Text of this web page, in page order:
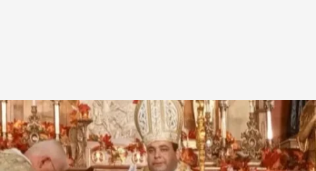
¿Quién es el nuevo 'Papa' de las monjas excomulgadas de Belorado?
Redacción digital Noticias Cuatro
12 AGO 2024 - 20:45h.